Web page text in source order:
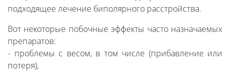
подходящее лечение биполярного расстройства.
Вот некоторые побочные эффекты часто назначаемых
препаратов:
- проблемы с весом, в том числе (прибавление или
потеря),